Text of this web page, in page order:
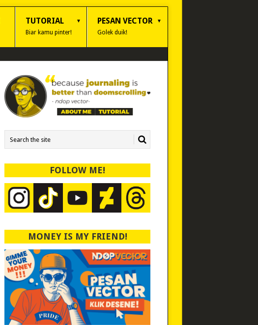
TUTORIAL
Biar kamu pinter!
PESAN VECTOR
Golek duik!
FOLLOW ME!
MONEY IS MY FRIEND!